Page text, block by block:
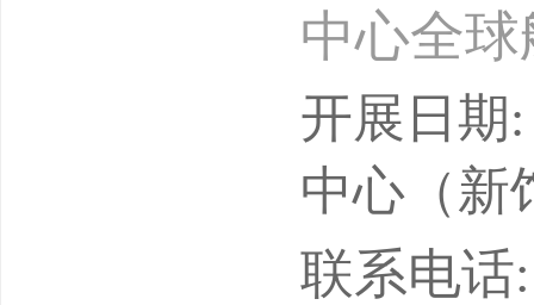
中心全
展示实
过的行
力及燃
开展日期
中心（新
联系电话: